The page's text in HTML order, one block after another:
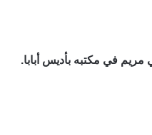
في مكتبه بأديس أبابا.